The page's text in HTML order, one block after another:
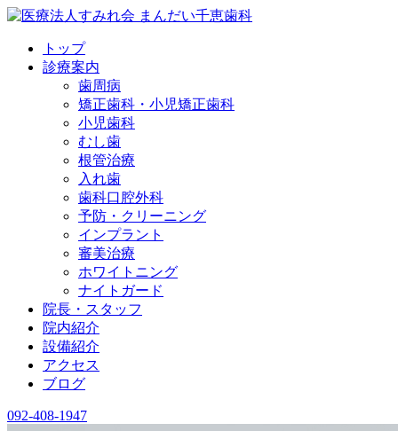
トップ
診療案内
歯周病
矯正歯科・小児矯正歯科
小児歯科
むし歯
根管治療
入れ歯
歯科口腔外科
予防・クリーニング
インプラント
審美治療
ホワイトニング
ナイトガード
院長・スタッフ
院内紹介
設備紹介
アクセス
ブログ
092-408-1947